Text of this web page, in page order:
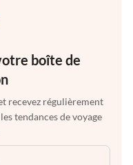
boîte de
recevez régulièrement
tendances de voyage